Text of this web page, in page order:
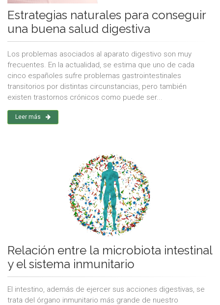
Estrategias naturales para conseguir
una buena salud digestiva
Los problemas asociados al aparato digestivo son muy
frecuentes. En la actualidad, se estima que uno de cada
cinco españoles sufre problemas gastrointestinales
transitorios por distintas circunstancias, pero también
existen trastornos crónicos como puede ser...
Leer más
Relación entre la microbiota intestinal
y el sistema inmunitario
El intestino, además de ejercer sus acciones digestivas, se
trata del órgano inmunitario más grande de nuestro